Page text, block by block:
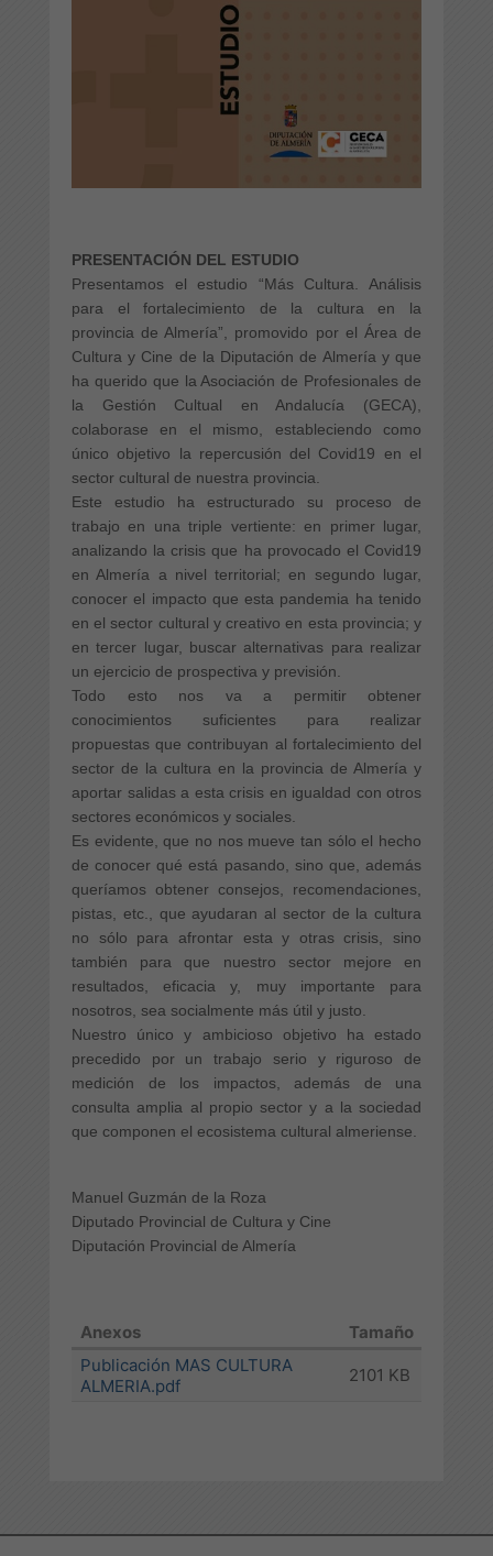
PRESENTACIÓN DEL ESTUDIO
Presentamos el estudio “Más Cultura. Análisis
para el fortalecimiento de la cultura en la
provincia de Almería”, promovido por el Área de
Cultura y Cine de la Diputación de Almería y que
ha querido que la Asociación de Profesionales de
la Gestión Cultual en Andalucía (GECA),
colaborase en el mismo, estableciendo como
único objetivo la repercusión del Covid19 en el
sector cultural de nuestra provincia.
Este estudio ha estructurado su proceso de
trabajo en una triple vertiente: en primer lugar,
analizando la crisis que ha provocado el Covid19
en Almería a nivel territorial; en segundo lugar,
conocer el impacto que esta pandemia ha tenido
en el sector cultural y creativo en esta provincia; y
en tercer lugar, buscar alternativas para realizar
un ejercicio de prospectiva y previsión.
Todo esto nos va a permitir obtener
conocimientos suficientes para realizar
propuestas que contribuyan al fortalecimiento del
sector de la cultura en la provincia de Almería y
aportar salidas a esta crisis en igualdad con otros
sectores económicos y sociales.
Es evidente, que no nos mueve tan sólo el hecho
de conocer qué está pasando, sino que, además
queríamos obtener consejos, recomendaciones,
pistas, etc., que ayudaran al sector de la cultura
no sólo para afrontar esta y otras crisis, sino
también para que nuestro sector mejore en
resultados, eficacia y, muy importante para
nosotros, sea socialmente más útil y justo.
Nuestro único y ambicioso objetivo ha estado
precedido por un trabajo serio y riguroso de
medición de los impactos, además de una
consulta amplia al propio sector y a la sociedad
que componen el ecosistema cultural almeriense.
Manuel Guzmán de la Roza
Diputado Provincial de Cultura y Cine
Diputación Provincial de Almería
Anexos
Tamaño
Publicación MAS CULTURA
ALMERIA.pdf
2101 KB